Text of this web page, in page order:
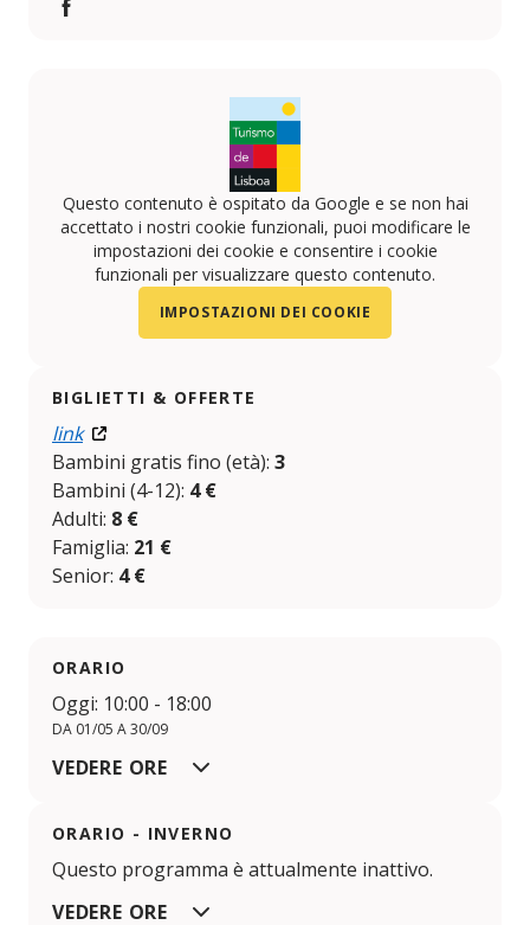
Questo contenuto è ospitato da Google e se non hai
accettato i nostri cookie funzionali, puoi modificare le
impostazioni dei cookie e consentire i cookie
funzionali per visualizzare questo contenuto.
IMPOSTAZIONI DEI COOKIE
BIGLIETTI & OFFERTE
link
Bambini gratis fino (età): 3
Bambini (4-12): 4 €
Adulti: 8 €
Famiglia: 21 €
Senior: 4 €
ORARIO
Oggi: 10:00 - 18:00
DA 01/05 A 30/09
VEDERE ORE
ORARIO - INVERNO
Questo programma è attualmente inattivo.
VEDERE ORE